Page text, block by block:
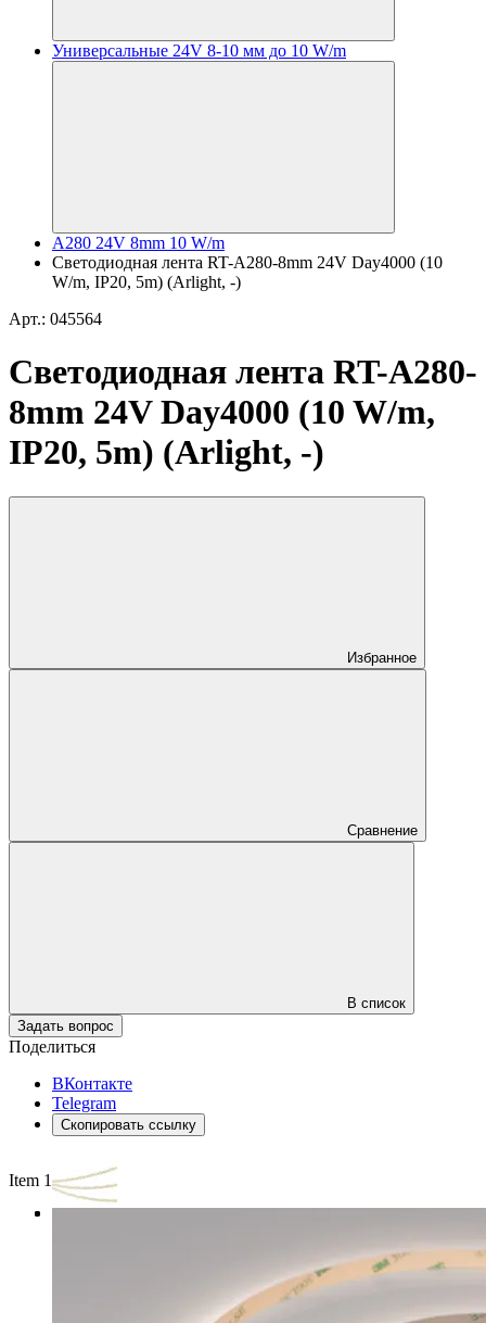
Универсальные 24V 8-10 мм до 10 W/m
A280 24V 8mm 10 W/m
Светодиодная лента RT-A280-8mm 24V Day4000 (10
W/m, IP20, 5m) (Arlight, -)
Арт.: 045564
Светодиодная лента RT-A280-
8mm 24V Day4000 (10 W/m,
IP20, 5m) (Arlight, -)
Избранное
Сравнение
В список
Задать вопрос
Поделиться
ВКонтакте
Telegram
Скопировать ссылку
Item 1 of 3